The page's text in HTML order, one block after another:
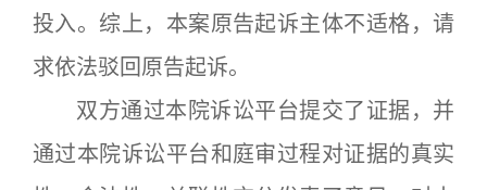
投入。综上，本案原告起诉主体不适格，请
求依法驳回原告起诉。
双方通过本院诉讼平台提交了证据，并
通过本院诉讼平台和庭审过程对证据的真实